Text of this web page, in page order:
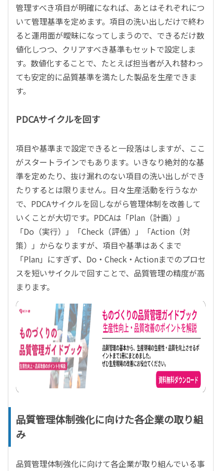
管理すべき項目が明確になれば、あとはそれぞれにつ
いて管理基準を定めます。項目の洗い出しだけで終わ
ると運用面が曖昧になってしまうので、できるだけ数
値化しつつ、クリアすべき基準もセットで設定しま
す。数値化することで、たとえば担当者が入れ替わっ
ても安定的に品質基準を満たした製品を生産できま
す。
PDCAサイクルを回す
項目や基準まで設定できると一段落はしますが、ここ
がスタートラインでもあります。いきなり絶対的な基
準を定めたり、抜け漏れのない項目の洗い出しができ
たりするとは限りません。日々生産活動を行うなか
で、PDCAサイクルを回しながら管理体制を改善して
いくことが大切です。PDCAは「Plan（計画）」
「Do（実行）」「Check（評価）」「Action（対
策）」からなりますが、項目や基準はあくまで
「Plan」にすぎず、Do・Check・Actionまでのプロセ
スを短いサイクルで回すことで、品質管理の精度が高
まります。
品質管理体制強化に向けた各企業の取り組
み
品質管理体制強化に向けて各企業が取り組んでいる事